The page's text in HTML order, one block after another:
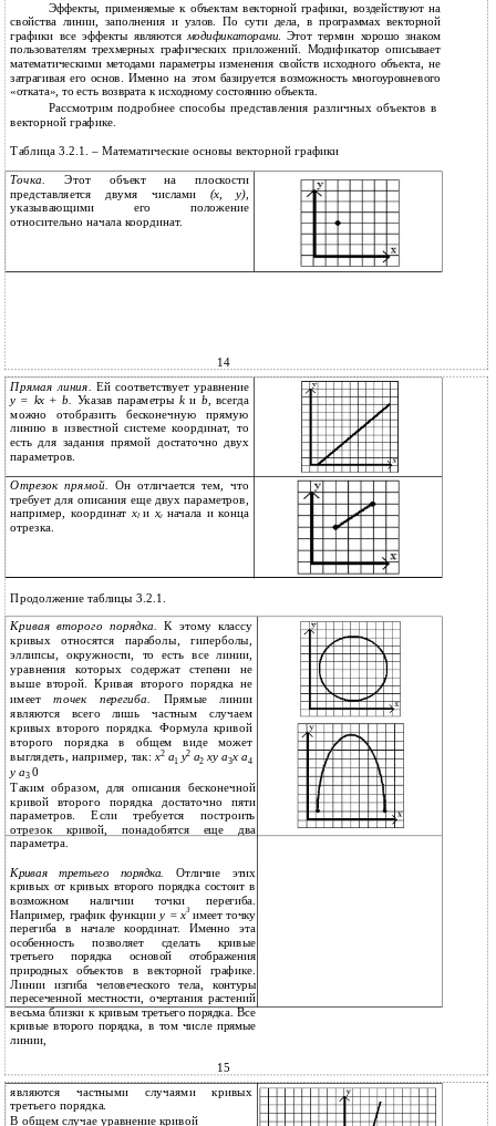
Эффекты, применяемые к объектам векторной графики, воздействуют на
свойства линии, заполнения и узлов. По сути дела, в программах векторной
графики все эффекты являютсямодификаторами. Этот термин хорошо знаком
пользователям трехмерных графических приложений. Модификатор описывает
математическими методами параметры изменения свойств исходного объекта, не
затрагивая его основ. Именно на этом базируется возможность многоуровневого
«отката», то есть возврата к исходному состоянию объекта.
Рассмотрим подробнее способы представления различных объектов в
векторной графике.
Таблица 3.2.1. – Математические основы векторной графики
Точка.Этот объект на плоскости
представляется двумя числами (х, у),
указывающими его положение
относительно начала координат.
14
Прямая линия. Ей соответствует уравнение
у = kx + b. Указав параметрыkи b, всегда
можно отобразить бесконечную прямую
линию в известной системе координат, то
есть для задания прямой достаточно двух
параметров.
Отрезок прямой. Он отличается тем, что
требует для описания еще двух параметров,
например, координат xl и хг начала и конца
отрезка.
Продолжение таблицы 3.2.1.
Кривая второго порядка.К этому классу
кривых относятся параболы, гиперболы,
эллипсы, окружности, то есть все линии,
уравнения которых содержат степени не
выше второй. Кривая второго порядка не
имеетточек перегиба. Прямые линии
являются всего лишь частным случаем
кривых второго порядка. Формула кривой
второго порядка в общем виде может
выглядеть, например, так:x2 a1y2 a2 xy a3x a4
y a3 0
Таким образом, для описания бесконечной
кривой второго порядка достаточно пяти
параметров. Если требуется построить
отрезок кривой, понадобятся еще два
параметра.
Кривая третьего порядка. Отличие этих
кривых от кривых второго порядка состоит в
возможном наличии точки перегиба.
Например, график функцииу = х3 имеет точку
перегиба в начале координат. Именно эта
особенность позволяет сделать кривые
третьего порядка основой отображения
природных объектов в векторной графике.
Линии изгиба человеческого тела, контуры
пересеченной местности, очертания растений
весьма близки к кривым третьего порядка. Все
кривые второго порядка, в том числе прямые
линии,
15
являются частными случаями кривых
третьего порядка.
В общем случае уравнение кривой